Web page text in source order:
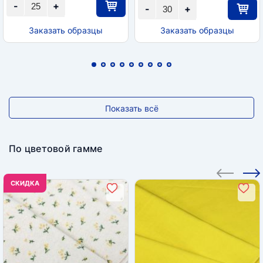
+
-
Заказать образцы
+
-
Заказать образцы
Показать всё
По цветовой гамме
CКИДКА